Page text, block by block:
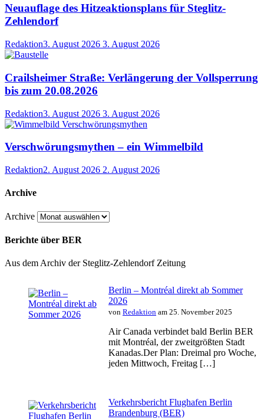
Neuauflage des Hitzeaktionsplans für Steglitz-
Zehlendorf
Redaktion3. August 2026 3. August 2026
Crailsheimer Straße: Verlängerung der Vollsperrung
bis zum 20.08.2026
Redaktion3. August 2026 3. August 2026
Verschwörungsmythen – ein Wimmelbild
Redaktion2. August 2026 2. August 2026
Archive
Archive
Berichte über BER
Aus dem Archiv der Steglitz-Zehlendorf Zeitung
Berlin – Montréal direkt ab Sommer
2026
von Redaktion am 25. November 2025
Air Canada verbindet bald Berlin BER
mit Montréal, der zweitgrößten Stadt
Kanadas.Der Plan: Dreimal pro Woche,
jeden Mittwoch, Freitag […]
Verkehrsbericht Flughafen Berlin
Brandenburg (BER)